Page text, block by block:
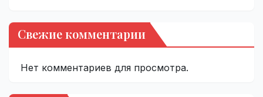
Свежие комментарии
Нет комментариев для просмотра.